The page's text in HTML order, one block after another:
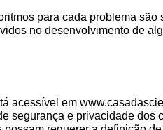
para cada problema
no desenvolvimento de
acessível em
segurança e privacidade